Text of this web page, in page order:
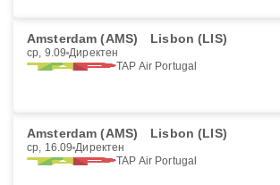
Amsterdam (AMS) Lisbon (LIS)
ср, 9.09 Директен
TAP Air Portugal
Amsterdam (AMS) Lisbon (LIS)
ср, 16.09 Директен
TAP Air Portugal